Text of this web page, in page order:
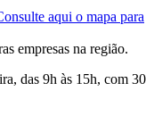
aqui o mapa para
empresas na região.
das 9h às 15h, com 30